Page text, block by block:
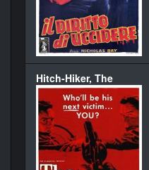
Hitch-Hiker, The